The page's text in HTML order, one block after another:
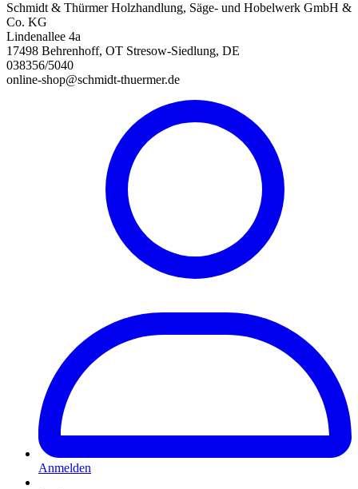
Schmidt & Thürmer Holzhandlung, Säge- und Hobelwerk GmbH &
Co. KG
Lindenallee 4a
17498 Behrenhoff, OT Stresow-Siedlung, DE
038356/5040
online-shop@schmidt-thuermer.de
Anmelden